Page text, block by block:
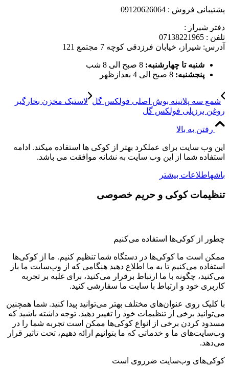
پشتیبانی فروش : 09120626064
دفتر شیراز :
تلفن : 07138221965
آدرس: شیراز، خیابان فرزدقی کوچه 7 مجتمع 121
شنبه تا چهارشنبه: 8 صبح الی 8 شب
پنجشنبه: 8 صبح الی 4 بعدازظهر
شمع سه پلاتینه بوش اصلی فولکس گل لاستیک مخزن بخارگیر
روغن برزیلی فولکس گل
رفتن به بالا
این وب سایت برای عملکرد بهتر از کوکی ها استفاده میکند. ادامه
استفاده شما از این وب سایت به نشانه موافقت می باشد.
باشهاطلاعات بیشتر
تنظیمات کوکی و حریم خصوصی
چطور از کوکی‌ها استفاده می‌کنیم
ممکن است ما کوکی‌ها در دستگاه شما تنظیم کنیم. ما از کوکی‌ها
استفاده می‌کنیم تا به ما اطلاع دهید هنگامی که از وب‌سایت ما باز
می‌کنید، چگونه با ما ارتباط برقرار می‌کنید، برای غلبه بر تجربه
کاربری خود و ارتباط با سایت ما سفارشی کنید.
با کلیک روی عنوان‌های مختلف بهتر می‌توانید پیدا کنید. شما همچنین
می‌توانید برخی از تنظیمات خود را تغییر دهید. توجه داشته باشید که
مسدود کردن برخی از انواع کوکی‌ها ممکن است تجربه شما را در
وب‌سایت‌های ما و خدماتی که ما بتوانیم ارائه دهیم، تحت تاثیر قرار
می‌دهد.
کوکی‌های وب‌سایت ضرروی است